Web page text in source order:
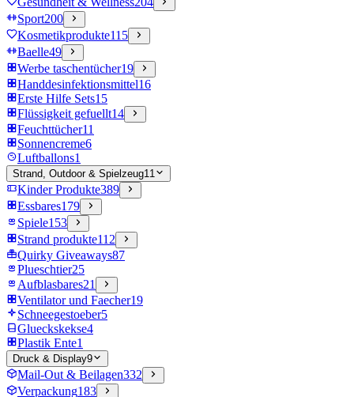
Sport200
Kosmetikprodukte115
Baelle49
Werbe taschentücher19
Handdesinfektionsmittel16
Erste Hilfe Sets15
Flüssigkeit gefuellt14
Feuchttücher11
Sonnencreme6
Luftballons1
Strand, Outdoor & Spielzeug11
Kinder Produkte389
Essbares179
Spiele153
Strand produkte112
Quirky Giveaways87
Plueschtier25
Aufblasbares21
Ventilator und Faecher19
Schneegestoeber5
Glueckskekse4
Plastik Ente1
Druck & Display9
Mail-Out & Beilagen332
Verpackung183